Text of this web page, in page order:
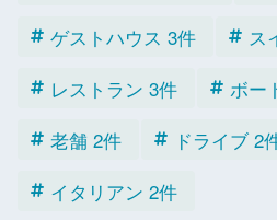
ゲストハウス 3件
ス
レストラン 3件
ボー
老舗 2件
ドライブ 2
イタリアン 2件